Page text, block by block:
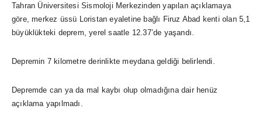
Tahran Üniversitesi Sismoloji Merkezinden yapılan açıklamaya
göre, merkez üssü Loristan eyaletine bağlı Firuz Abad kenti olan 5,1
büyüklükteki deprem, yerel saatle 12.37’de yaşandı.
Depremin 7 kilometre derinlikte meydana geldiği belirlendi.
Depremde can ya da mal kaybı olup olmadığına dair henüz
açıklama yapılmadı.